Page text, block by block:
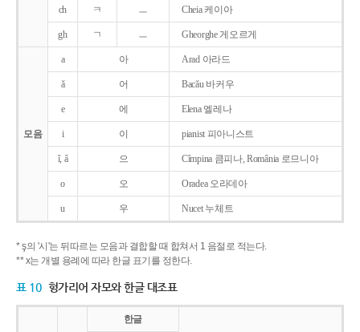
ch ㅋ ㅡ Cheia 케이아
gh ㄱ ㅡ Gheorghe 게오르게
모음
a 아 Arad 아라드
ǎ 어 Bacǎu 바커우
e 에 Elena 엘레나
i 이 pianist 피아니스트
î, â 으 Cîmpina 큼피나, România 로므니아
o 오 Oradea 오라데아
u 우 Nucet 누체트
* ş의 '시'는 뒤따르는 모음과 결합할 때 합쳐서 1 음절로 적는다.
** x는 개별 용례에 따라 한글 표기를 정한다.
표 10 헝가리어 자모와 한글 대조표
한글